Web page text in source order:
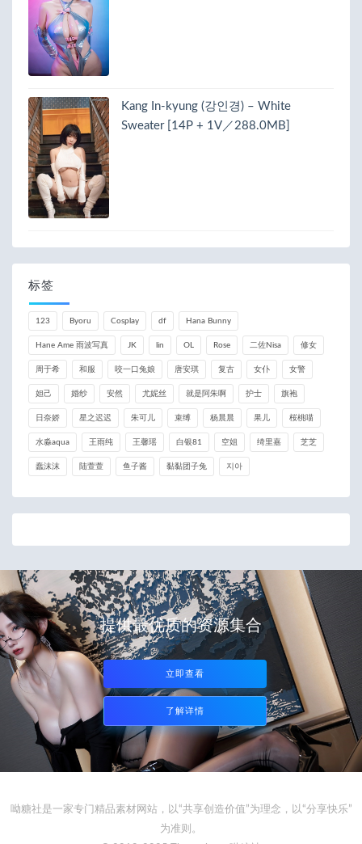
Kang In-kyung (강인경) – White
Sweater [14P + 1V／288.0MB]
标签
123 Byoru Cosplay df Hana Bunny
Hane Ame 雨波写真 JK lin OL Rose 二佐Nisa 修女
周于希 和服 咬一口兔娘 唐安琪 复古 女仆 女警
妲己 婚纱 安然 尤妮丝 就是阿朱啊 护士 旗袍
日奈娇 星之迟迟 朱可儿 束缚 杨晨晨 果儿 桜桃喵
水淼aqua 王雨纯 王馨瑶 白银81 空姐 绮里嘉 芝芝
蠢沫沫 陆萱萱 鱼子酱 黏黏团子兔 지아
提供最优质的资源集合
立即查看
了解详情
呦糖社是一家专门精品素材网站，以“共享创造价值”为理念，以“分享快乐”
为准则。